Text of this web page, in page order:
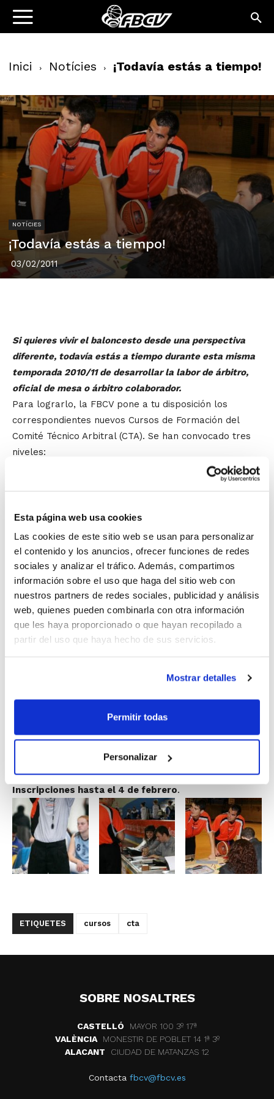
Esta página web usa cookies
Las cookies de este sitio web se usan para personalizar
el contenido y los anuncios, ofrecer funciones de redes
sociales y analizar el tráfico. Además, compartimos
información sobre el uso que haga del sitio web con
nuestros partners de redes sociales, publicidad y análisis
web, quienes pueden combinarla con otra información
que les haya proporcionado o que hayan recopilado a
partir del uso que haya hecho de sus servicios.
Mostrar detalles
Permitir todas
Personalizar
Inici Notícies ¡Todavía estás a tiempo!
NOTÍCIES
¡Todavía estás a tiempo!
03/02/2011
Si quieres vivir el baloncesto desde una perspectiva
diferente, todavía estás a tiempo durante esta misma
temporada 2010/11 de desarrollar la labor de árbitro,
oficial de mesa o árbitro colaborador.
Para lograrlo, la FBCV pone a tu disposición los
correspondientes nuevos Cursos de Formación del
Comité Técnico Arbitral (CTA). Se han convocado tres
niveles:
Alicante y Castellón
CIAR: Curso de Iniciación al Arbitraje.
Valencia, Alicante y Castellón
CAR: Curso de Arbitraje. Valencia y
Castellón
Cada curso tendrá una parte de contenidos en formato
a través del Aula Web de la FBCV. Una vez aprobados
Competiciones FBCV y en los XXIX Jocs Esportius de la
Comunitat Valenciana.
Inscripciones hasta el 4 de febrero.
ETIQUETES cursos cta
SOBRE NOSALTRES
CASTELLÓ
MAYOR 100 3º 17ª
VALÈNCIA
MONESTIR DE POBLET 14 1ª 3º
ALACANT
CIUDAD DE MATANZAS 12
Contacta fbcv@fbcv.es